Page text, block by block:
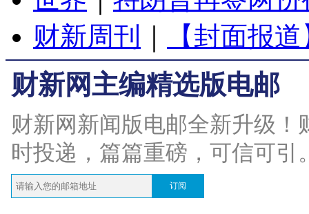
财新周刊
【封面报
财新网主编精选版电邮
财新网新闻版电邮全新升级
时投递，篇篇重磅，可信可引
订阅